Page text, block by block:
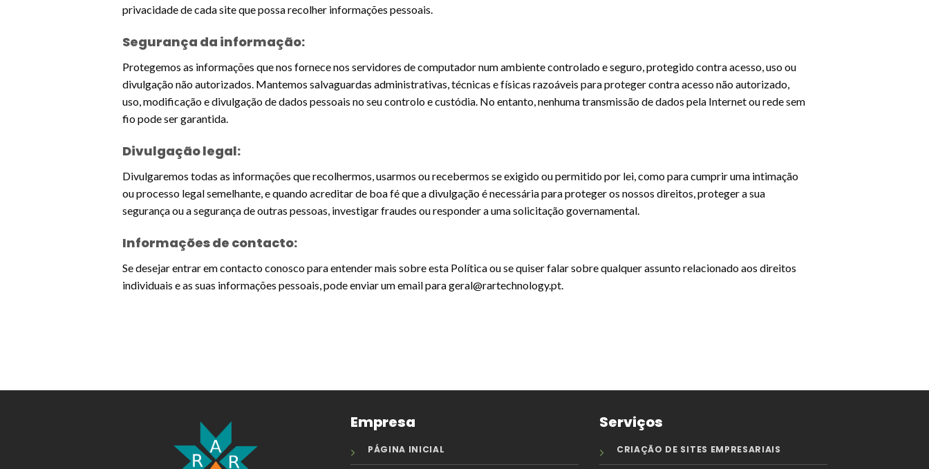
privacidade de cada site que possa recolher informações pessoais.
Segurança da informação:
Protegemos as informações que nos fornece nos servidores de computador num ambiente controlado e seguro, protegido contra acesso, uso ou
divulgação não autorizados. Mantemos salvaguardas administrativas, técnicas e físicas razoáveis para proteger contra acesso não autorizado,
uso, modificação e divulgação de dados pessoais no seu controlo e custódia. No entanto, nenhuma transmissão de dados pela Internet ou rede sem
fio pode ser garantida.
Divulgação legal:
Divulgaremos todas as informações que recolhermos, usarmos ou recebermos se exigido ou permitido por lei, como para cumprir uma intimação
ou processo legal semelhante, e quando acreditar de boa fé que a divulgação é necessária para proteger os nossos direitos, proteger a sua
segurança ou a segurança de outras pessoas, investigar fraudes ou responder a uma solicitação governamental.
Informações de contacto:
Se desejar entrar em contacto conosco para entender mais sobre esta Política ou se quiser falar sobre qualquer assunto relacionado aos direitos
individuais e as suas informações pessoais, pode enviar um email para geral@rartechnology.pt.
Empresa
PÁGINA INICIAL
Serviços
CRIAÇÃO DE SITES EMPRESARIAIS